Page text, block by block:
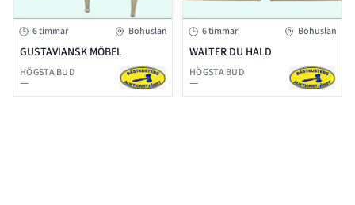
6 timmar Bohuslän
GUSTAVIANSK MÖBEL
HÖGSTA BUD
—
6 timmar Bohuslän
WALTER DU HALD
HÖGSTA BUD
—